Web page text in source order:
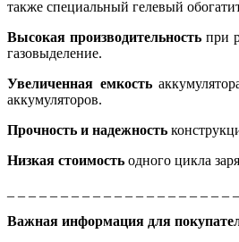
также специальный гелевый
Высокая производительность при
газовыделение.
Увеличенная емкость
аккумуляторов.
Прочность и надежность
Низкая стоимость одного цикла
Важная информация для